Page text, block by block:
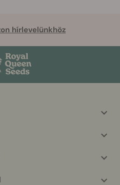
hírlevelünkhöz